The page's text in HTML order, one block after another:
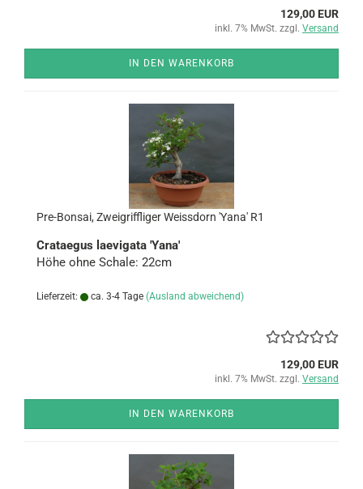
129,00 EUR
inkl. 7% MwSt. zzgl. Versand
IN DEN WARENKORB
Pre-​Bon­sai, Zwei­griff­li­ger Weiss­dorn 'Yana' R1
Cra­ta­e­gus la­e­vi­ga­ta 'Yana'
Höhe ohne Scha­le: 22cm
Lieferzeit: ca. 3-4 Tage (Ausland abweichend)
129,00 EUR
inkl. 7% MwSt. zzgl. Versand
IN DEN WARENKORB